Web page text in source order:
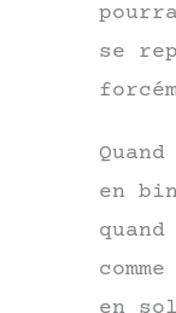
se
en